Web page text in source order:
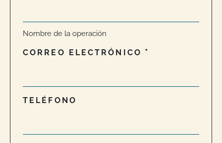
OPERACIÓN
Nombre de la operación
CORREO ELECTRÓNICO
TELÉFONO